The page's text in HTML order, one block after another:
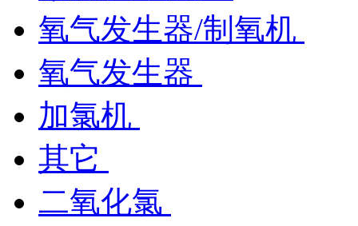
氧气发生器/制氧机
氧气发生器
加氯机
其它
二氧化氯